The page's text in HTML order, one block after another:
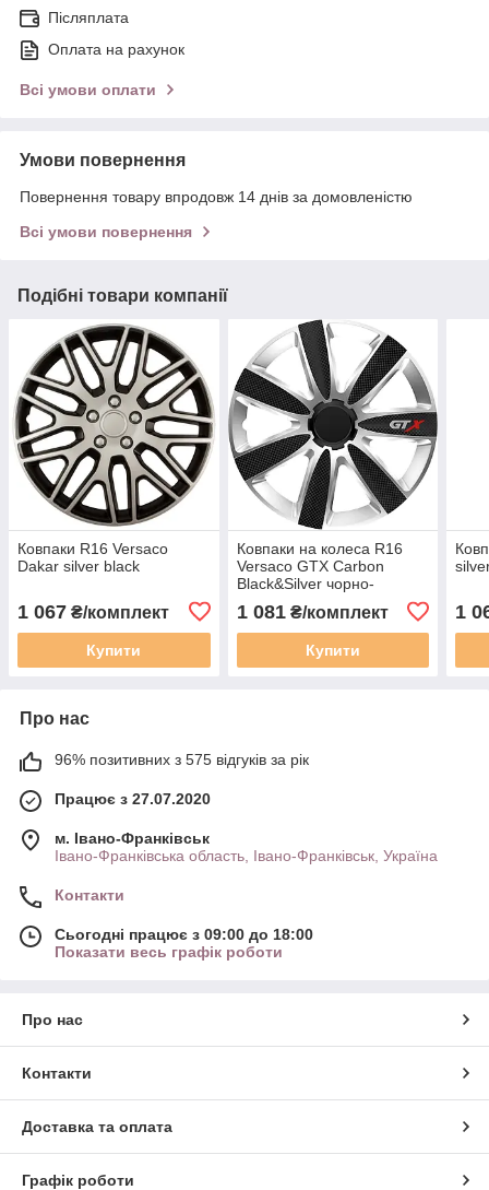
Післяплата
Оплата на рахунок
Всі умови оплати
Умови повернення
Повернення товару впродовж 14 днів за домовленістю
Всі умови повернення
Подібні товари компанії
Ковпаки R16 Versaco
Dakar silver black
1 067 ₴/комплект
Купити
Ковпаки на колеса R16
Versaco GTX Carbon
Black&Silver чорно-
1 081₴/комплект
Купити
1
Про нас
96% позитивних з 575 відгуків за рік
Працює з 27.07.2020
м. Івано-Франківськ
Івано-Франківська область, Івано-Франківськ, Україна
Контакти
Сьогодні працює з 09:00 до 18:00
Показати весь графік роботи
Про нас
Контакти
Доставка та оплата
Графік роботи